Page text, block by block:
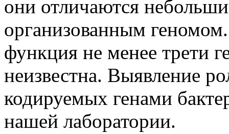
они отличаются
организованным
функция не менее трети
неизвестна. Выявление
кодируемых генами
нашей лаборатории.